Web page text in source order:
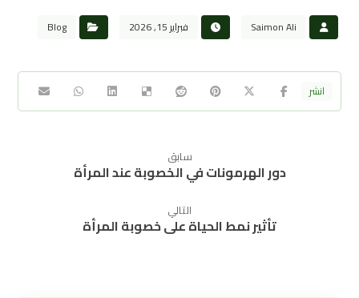
Saimon Ali فبراير 15, 2026 Blog
سابق
دور الهرمونات في الخصوبة عند المرأة
التالي
تأثير نمط الحياة على خصوبة المرأة